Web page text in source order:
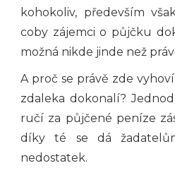
kohokoliv, především
coby zájemci o půjčku
možná nikde jinde než
A proč se právě zde
zdaleka dokonalí?
ručí za půjčené peníze
díky té se dá
nedostatek.